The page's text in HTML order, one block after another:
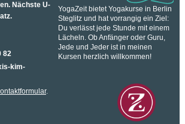
Nächste U-
82
kim-
.
YogaZeit bietet Yogakurse in Berlin
Steglitz und hat vorrangig ein Ziel:
Du verlässt jede Stunde mit einem
Lächeln. Ob Anfänger oder Guru,
Jede und Jeder ist in meinen
Kursen herzlich willkommen!